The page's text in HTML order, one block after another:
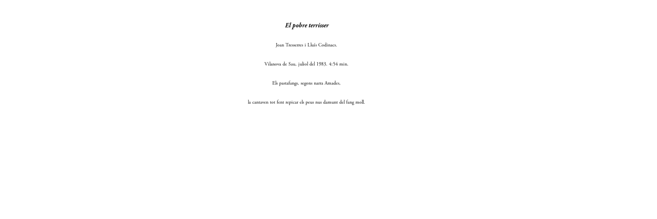
El pobre terrisser
Joan Tresserres i Lluís Codinacs.
Vilanova de Sau, juliol del 1983. 4:54 min.
Els pastafangs, segons narra Amades,
la cantaven tot fent repicar els peus nus damunt del fang moll.